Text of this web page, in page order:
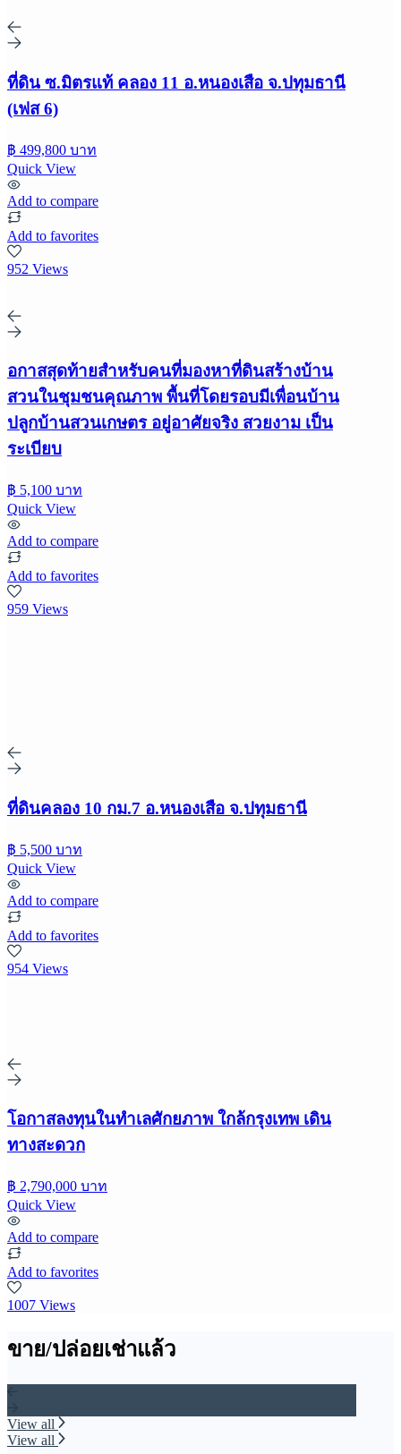
ที่ดิน ซ.มิตรแท้ คลอง 11 อ.หนองเสือ จ.ปทุมธานี
(เฟส 6)
฿ 499,800 บาท
Quick View
Add to compare
Add to favorites
952 Views
อกาสสุดท้ายสำหรับคนที่มองหาที่ดินสร้างบ้าน
สวนในชุมชนคุณภาพ พื้นที่โดยรอบมีเพื่อนบ้าน
ปลูกบ้านสวนเกษตร อยู่อาศัยจริง สวยงาม เป็น
ระเบียบ
฿ 5,100 บาท
Quick View
Add to compare
Add to favorites
959 Views
ที่ดินคลอง 10 กม.7 อ.หนองเสือ จ.ปทุมธานี
฿ 5,500 บาท
Quick View
Add to compare
Add to favorites
954 Views
โอกาสลงทุนในทำเลศักยภาพ ใกล้กรุงเทพ เดิน
ทางสะดวก
฿ 2,790,000 บาท
Quick View
Add to compare
Add to favorites
1007 Views
ขาย/ปล่อยเช่าแล้ว
View all
View all